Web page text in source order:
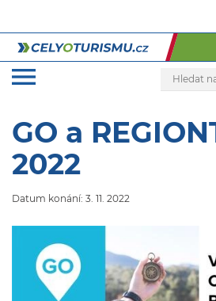
GO a
2022
Datum konání: 3. 11. 2022